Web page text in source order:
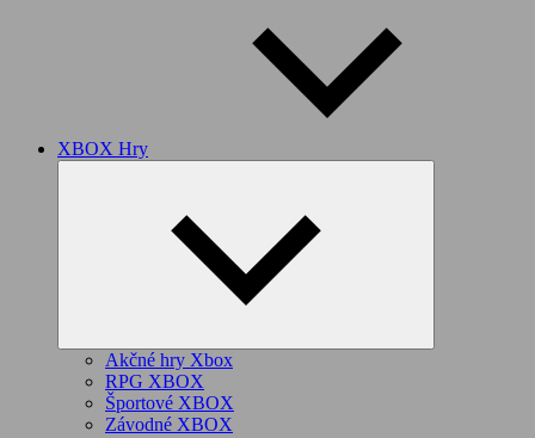
XBOX Hry
Akčné hry Xbox
RPG XBOX
Športové XBOX
Závodné XBOX